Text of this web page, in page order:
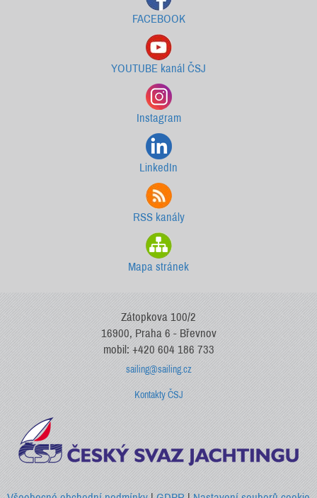
FACEBOOK
YOUTUBE kanál ČSJ
Instagram
LinkedIn
RSS kanály
Mapa stránek
Zátopkova 100/2
16900, Praha 6 - Břevnov
mobil: +420 604 186 733
sailing@sailing.cz
Kontakty ČSJ